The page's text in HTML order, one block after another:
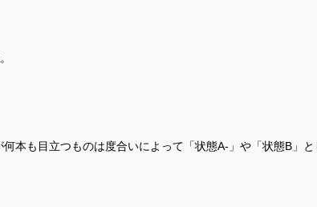
本も目立つものは度合いによって「状態A-」や「状態B」と